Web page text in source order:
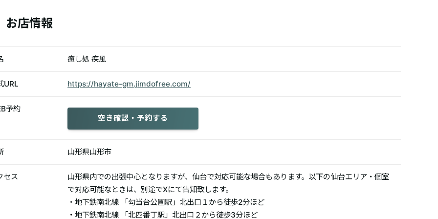
お店情報
癒し処 疾風
URL https://hayate-gm.jimdofree.com/
予約
空き確認・予約する
山形県山形市
セス
山形県内での出張中心となりますが、仙台で対応可能な場合もあります。以下の仙台エリア・個室
で対応可能なときは、別途でXにて告知致します。
・地下鉄南北線 「勾当台公園駅」北出口１から徒歩2分ほど
・地下鉄南北線 「北四番丁駅」北出口２から徒歩3分ほど